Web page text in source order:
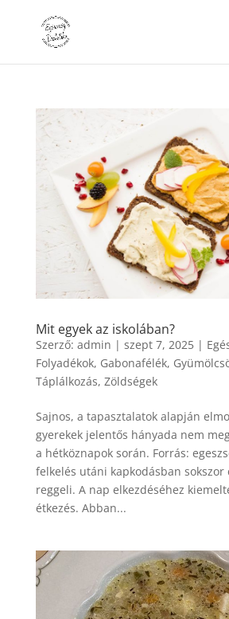
Mit egyek az iskolában?
Szerző: admin | szept 7, 2025|
Folyadékok, Gabonafélék,
Táplálkozás, Zöldségek
Sajnos, a tapasztalatok alapján
gyerekek jelentős hányada nem
a hétköznapok során. Forrás:
felkelés utáni kapkodásban sokszor
reggeli. A nap elkezdéséhez
étkezés. Abban...